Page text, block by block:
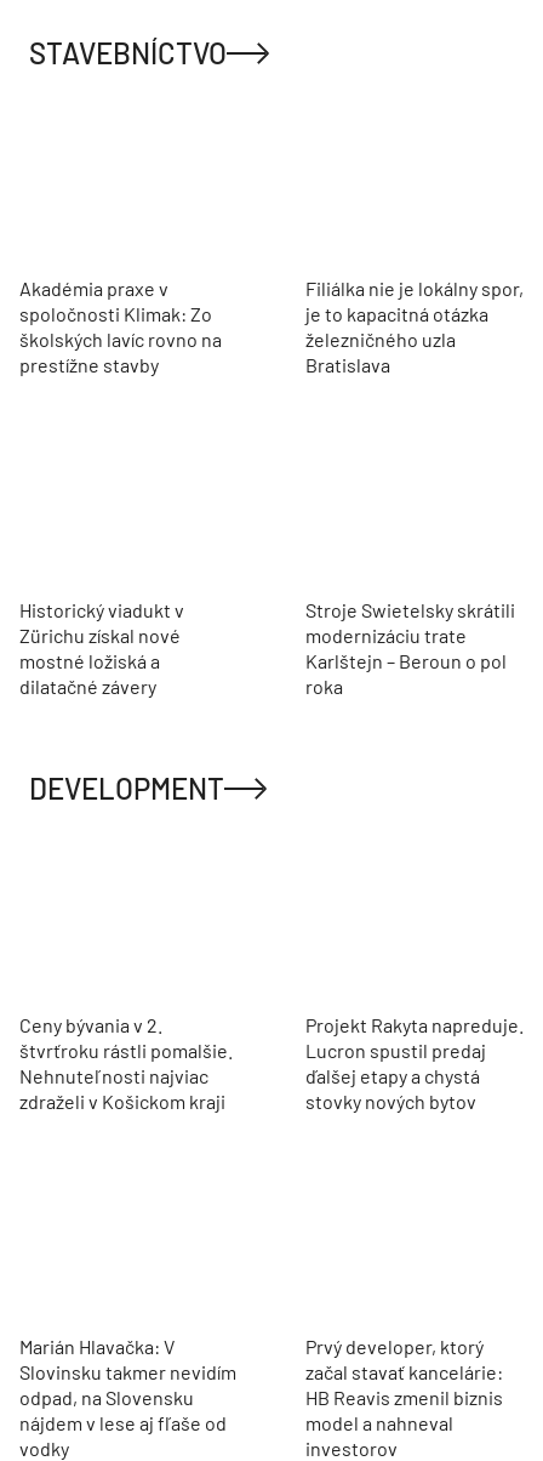
STAVEBNÍCTVO
Akadémia praxe v
spoločnosti Klimak: Zo
školských lavíc rovno na
prestížne stavby
Filiálka nie je lokálny spor,
je to kapacitná otázka
železničného uzla
Bratislava
Historický viadukt v
Zürichu získal nové
mostné ložiská a
dilatačné závery
Stroje Swietelsky skrátili
modernizáciu trate
Karlštejn – Beroun o pol
roka
DEVELOPMENT
Ceny bývania v 2.
štvrťroku rástli pomalšie.
Nehnuteľnosti najviac
zdraželi v Košickom kraji
Projekt Rakyta napreduje.
Lucron spustil predaj
ďalšej etapy a chystá
stovky nových bytov
Marián Hlavačka: V
Slovinsku takmer nevidím
odpad, na Slovensku
nájdem v lese aj fľaše od
vodky
Prvý developer, ktorý
začal stavať kancelárie:
HB Reavis zmenil biznis
model a nahneval
investorov